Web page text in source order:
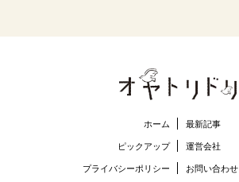
ホーム 最新記事
ピックアップ 運営会社
プライバシーポリシー お問い合わせ